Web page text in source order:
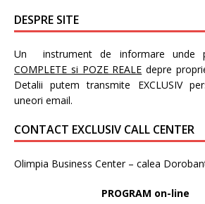
DESPRE SITE
Un instrument de informare unde
COMPLETE si POZE REALE depre
Detalii putem transmite EXCLUSIV
uneori email.
CONTACT EXCLUSIV CALL CENTER
Olimpia Business Center – calea
PROGRAM on-line